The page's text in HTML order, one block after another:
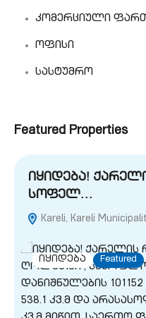
კომერციული
ოფისი
სასტუმრო
Featured Properties
იყიდება!
სოფელ…
Kareli, Kareli
იყიდება Featured